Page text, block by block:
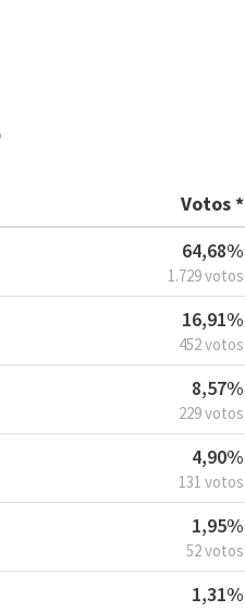
Votos *
64,68%
1.729 votos
16,91%
452 votos
8,57%
229 votos
4,90%
131 votos
1,95%
52 votos
1,31%